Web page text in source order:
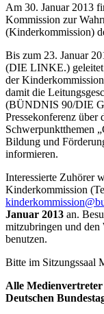
Am 30. Januar 2013
Kommission zur
(Kinderkommission)
Bis zum 23. Januar
(DIE LINKE.)
der
damit die
(BÜNDNIS 90/DIE
Pressekonferenz über
Schwerpunktthemen
Bildung und
informieren.
Interessierte Zuhörer
Kinderkommission
Januar 2013 an.
mitzubringen und den
benutzen.
Bitte im Sitzungssaal
Alle Medienvertreter
Deutschen